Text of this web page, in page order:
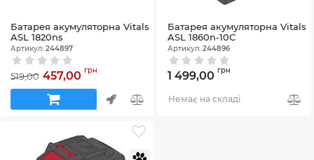
Батарея акумуляторна Vitals
ASL 1820ns
Артикул: 244897
519,00 457,00 грн
Батарея акумуляторна Vitals
ASL 1860n-10С
Артикул: 244896
1 499,00 грн
Немає на складі